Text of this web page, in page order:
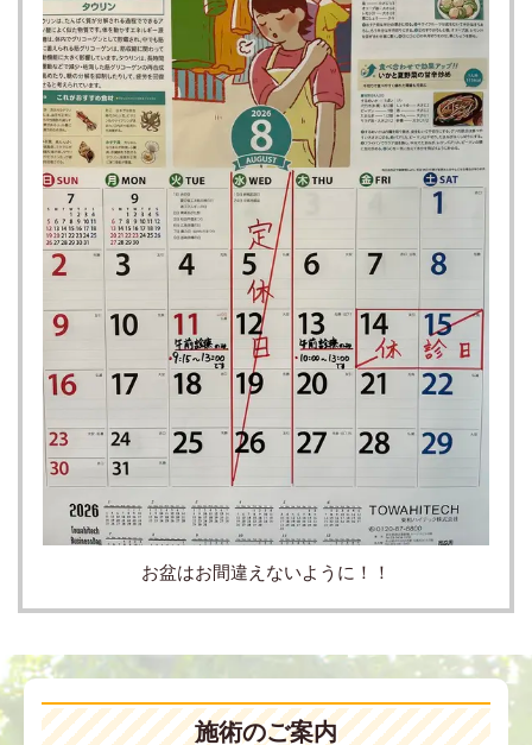
お盆はお間違えないように！！
施術のご案内